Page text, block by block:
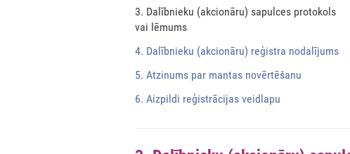
3. Dalībnieku (akcionāru) sapulces protokols
vai lēmums
4. Dalībnieku (akcionāru) reģistra nodalījums
5. Atzinums par mantas novērtēšanu
6. Aizpildi reģistrācijas veidlapu